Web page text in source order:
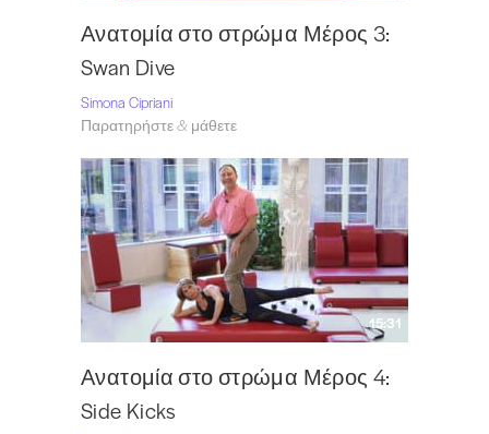
Ανατομία στο στρώμα Μέρος 3:
Swan Dive
Simona Cipriani
Παρατηρήστε & μάθετε
15:31
Ανατομία στο στρώμα Μέρος 4:
Side Kicks